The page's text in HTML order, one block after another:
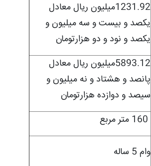
1231.92میلیون ریال معادل
یکصد و بیست و سه میلیون و
یکصد و نود و دو هزارتومان
5893.12میلیون ریال معادل
پانصد و هشتاد و نه میلیون و
سیصد و دوازده هزارتومان
وام 5 ساله